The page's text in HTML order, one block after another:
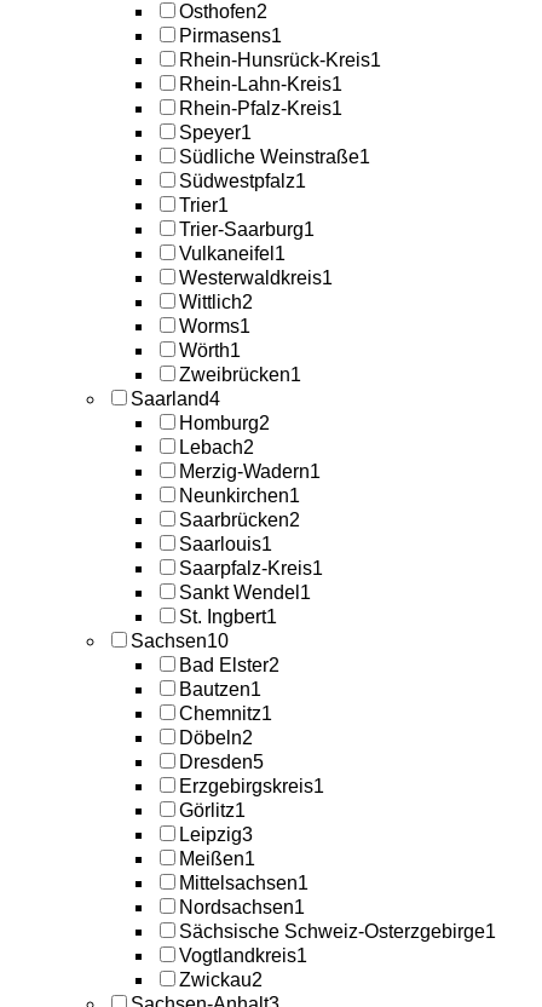
Osthofen2
Pirmasens1
Rhein-Hunsrück-Kreis1
Rhein-Lahn-Kreis1
Rhein-Pfalz-Kreis1
Speyer1
Südliche Weinstraße1
Südwestpfalz1
Trier1
Trier-Saarburg1
Vulkaneifel 1
Westerwaldkreis1
Wittlich2
Worms1
Wörth1
Zweibrücken1
Saarland4
Homburg2
Lebach2
Merzig-Wadern1
Neunkirchen1
Saarbrücken2
Saarlouis1
Saarpfalz-Kreis1
Sankt Wendel 1
St. Ingbert1
Sachsen10
Bad Elster2
Bautzen1
Chemnitz1
Döbeln2
Dresden5
Erzgebirgskreis1
Görlitz1
Leipzig3
Meißen1
Mittelsachsen1
Nordsachsen1
Sächsische Schweiz-Osterzgebirge1
Vogtlandkreis1
Zwickau2